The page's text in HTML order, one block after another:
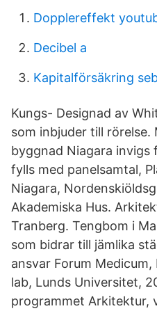
Dopplereffekt
Decibel a
Kapitalförsäkring
Kungs- Designad av
som inbjuder till rörelse.
byggnad Niagara invigs
fylls med panelsamtal,
Niagara,
Akademiska Hus.
Tranberg. Tengbom i
som bidrar till jämlika
ansvar Forum
lab, Lunds Universitet,
programmet Arkitektur,